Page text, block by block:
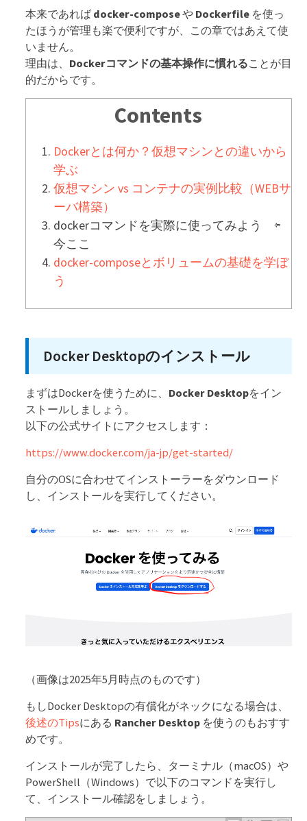
本来であれば docker-composeや Dockerfileを使っ
たほうが管理も楽で便利ですが、この章ではあえて使
いません。
理由は、 Dockerコマンドの基本操作に慣れることが目
的だからです。
Contents
Dockerとは何か？仮想マシンとの違いから
学ぶ
仮想マシン vs コンテナの実例比較（WEBサ
ーバ構築）
dockerコマンドを実際に使ってみよう ⇦
今ここ
docker-composeとボリュームの基礎を学ぼ
う
Docker Desktopのインストール
まずはDockerを使うために、 Docker Desktopをイン
ストールしましょう。
以下の公式サイトにアクセスします：
https://www.docker.com/ja-jp/get-started/
自分のOSに合わせてインストーラーをダウンロード
し、インストールを実行してください。
（画像は2025年5月時点のものです）
もしDocker Desktopの有償化がネックになる場合は、
後述のTipsにある Rancher Desktopを使うのもおすす
めです。
インストールが完了したら、ターミナル（macOS）や
PowerShell（Windows）で以下のコマンドを実行し
て、インストール確認をしましょう。